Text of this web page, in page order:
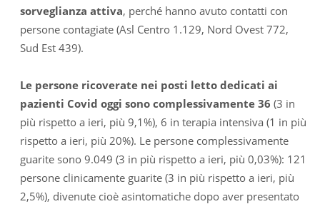
sorveglianza attiva, perché hanno avuto contatti con
persone contagiate (Asl Centro 1.129, Nord Ovest 772,
Sud Est 439).
Le persone ricoverate nei posti letto dedicati ai
pazienti Covid oggi sono complessivamente 36 (3 in
più rispetto a ieri, più 9,1%), 6 in terapia intensiva (1 in più
rispetto a ieri, più 20%). Le persone complessivamente
guarite sono 9.049 (3 in più rispetto a ieri, più 0,03%): 121
persone clinicamente guarite (3 in più rispetto a ieri, più
2,5%), divenute cioè asintomatiche dopo aver presentato